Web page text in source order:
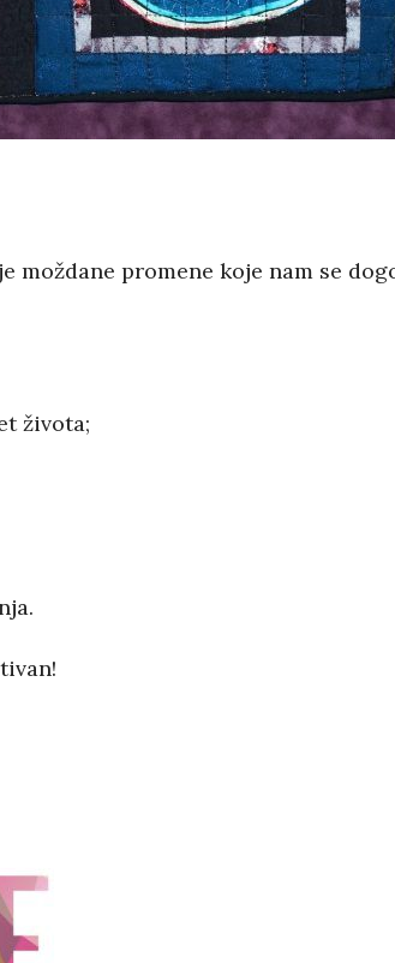
promene koje nam se
života;